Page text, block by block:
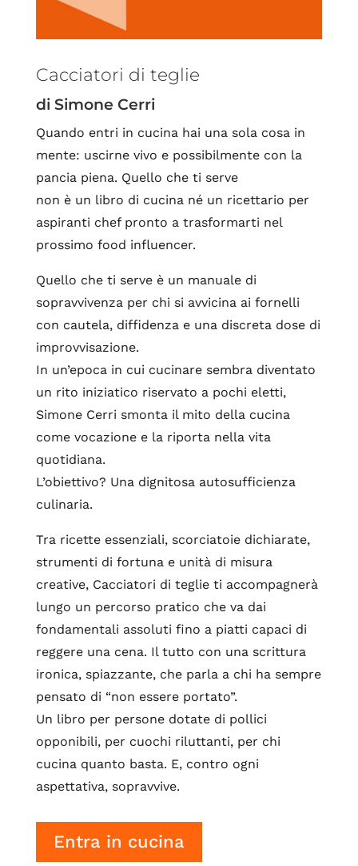
Cacciatori di teglie
di Simone Cerri
Quando entri in cucina hai una sola cosa in
mente: uscirne vivo e possibilmente con la
pancia piena. Quello che ti serve
non è un libro di cucina né un ricettario per
aspiranti chef pronto a trasformarti nel
prossimo food influencer.
Quello che ti serve è un manuale di
sopravvivenza per chi si avvicina ai fornelli
con cautela, diffidenza e una discreta dose di
improvvisazione.
In un’epoca in cui cucinare sembra diventato
un rito iniziatico riservato a pochi eletti,
Simone Cerri smonta il mito della cucina
come vocazione e la riporta nella vita
quotidiana.
L’obiettivo? Una dignitosa autosufficienza
culinaria.
Tra ricette essenziali, scorciatoie dichiarate,
strumenti di fortuna e unità di misura
creative, Cacciatori di teglie ti accompagnerà
lungo un percorso pratico che va dai
fondamentali assoluti fino a piatti capaci di
reggere una cena. Il tutto con una scrittura
ironica, spiazzante, che parla a chi ha sempre
pensato di “non essere portato”.
Un libro per persone dotate di pollici
opponibili, per cuochi riluttanti, per chi
cucina quanto basta. E, contro ogni
aspettativa, sopravvive.
Entra in cucina